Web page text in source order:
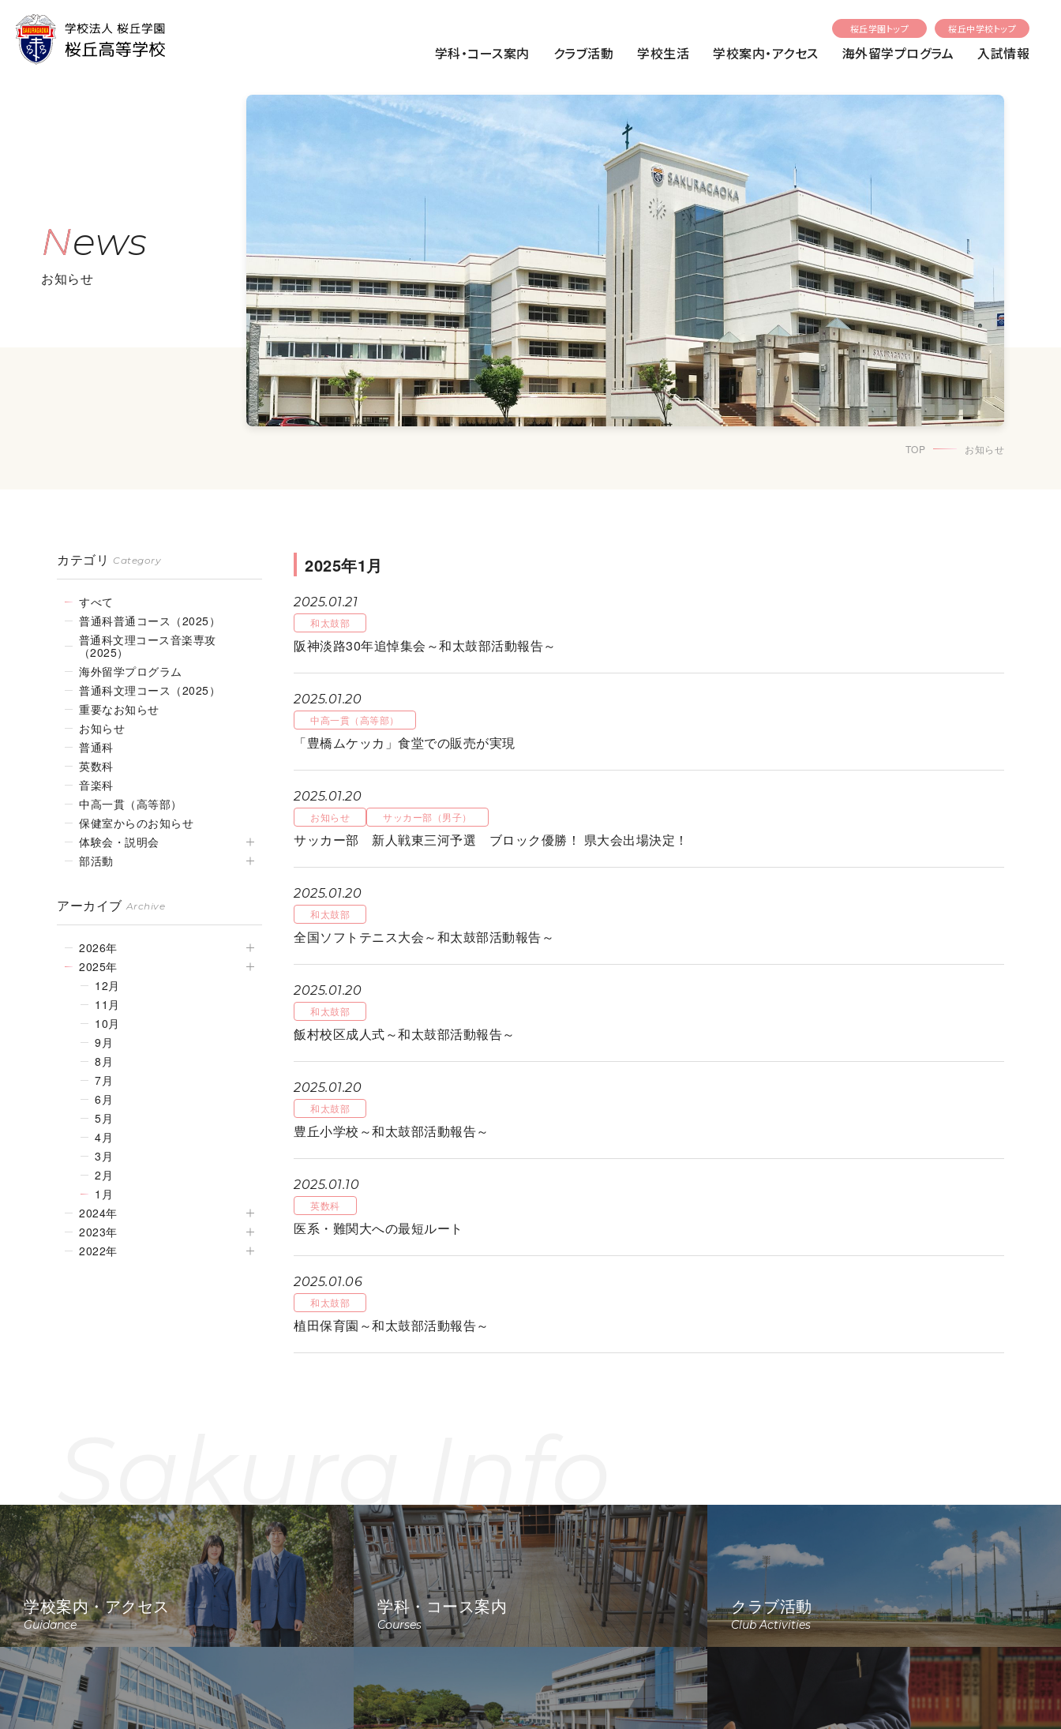
桜丘学園トップ 桜丘中学校トップ
学科・コース案内 クラブ活動 学校生活 学校案内・アクセス 海外留学プログラム 入試情報
News
お知らせ
TOP お知らせ
2025年1月
2025.01.21
和太鼓部
阪神淡路30年追悼集会～和太鼓部活動報告～
2025.01.20
中高一貫（高等部）
「豊橋ムケッカ」食堂での販売が実現
2025.01.20
お知らせ サッカー部（男子）
サッカー部 新人戦東三河予選 ブロック優勝！ 県大会出場決定！
2025.01.20
和太鼓部
全国ソフトテニス大会～和太鼓部活動報告～
2025.01.20
和太鼓部
飯村校区成人式～和太鼓部活動報告～
2025.01.20
和太鼓部
豊丘小学校～和太鼓部活動報告～
2025.01.10
英数科
医系・難関大への最短ルート
2025.01.06
和太鼓部
植田保育園～和太鼓部活動報告～
カテゴリ Category
すべて
普通科普通コース（2025）
普通科文理コース音楽専攻
（2025）
海外留学プログラム
普通科文理コース（2025）
重要なお知らせ
お知らせ
普通科
英数科
音楽科
中高一貫（高等部）
保健室からのお知らせ
体験会・説明会
部活動
アーカイブ Archive
2026年
2025年
12月
11月
10月
9月
8月
7月
6月
5月
4月
3月
2月
1月
2024年
2023年
2022年
学校案内・アクセス
Guidance
学科・コース案内
Courses
クラブ活動
Club Activities